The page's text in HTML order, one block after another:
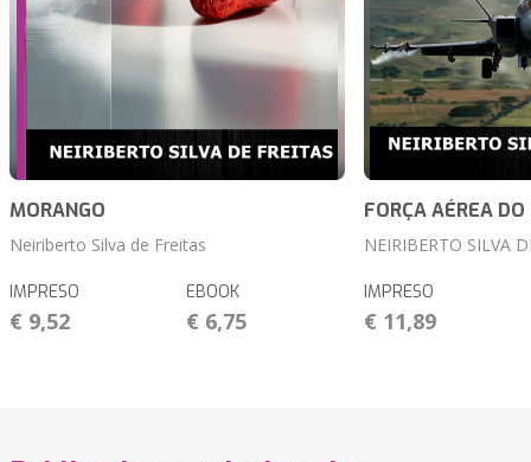
MORANGO
Neiriberto Silva de Freitas
IMPRESO
€ 9,52
EBOOK
€ 6,75
FORÇA AÉREA DO
NEIRIBERTO SILVA
IMPRESO
€ 11,89